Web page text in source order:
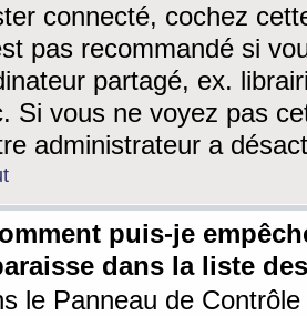
connecté, cochez
pas recommandé si
partagé, ex.
Si vous ne voyez pas
administrateur a
puis-je
dans la liste
le Panneau de